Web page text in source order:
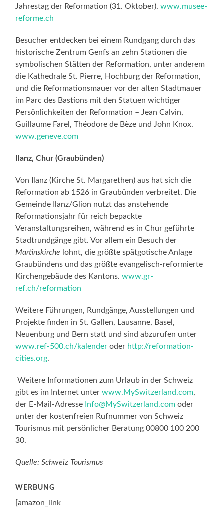
Jahrestag der Reformation (31. Oktober).www.musee-
reforme.ch
Besucher entdecken bei einem Rundgang durch das
historische Zentrum Genfs an zehn Stationen die
symbolischen Stätten der Reformation, unter anderem
die Kathedrale St. Pierre, Hochburg der Reformation,
und die Reformationsmauer vor der alten Stadtmauer
im Parc des Bastions mit den Statuen wichtiger
Persönlichkeiten der Reformation – Jean Calvin,
Guillaume Farel, Théodore de Bèze und John Knox.
www.geneve.com
Ilanz, Chur (Graubünden)
Von Ilanz (Kirche St. Margarethen) aus hat sich die
Reformation ab 1526 in Graubünden verbreitet. Die
Gemeinde Ilanz/Glion nutzt das anstehende
Reformationsjahr für reich bepackte
Veranstaltungsreihen, während es in Chur geführte
Stadtrundgänge gibt. Vor allem ein Besuch der
Martinskirche lohnt, die größte spätgotische Anlage
Graubündens und das größte evangelisch-reformierte
Kirchengebäude des Kantons.www.gr-
ref.ch/reformation
Weitere Führungen, Rundgänge, Ausstellungen und
Projekte finden in St. Gallen, Lausanne, Basel,
Neuenburg und Bern statt und sind abzurufen unter
www.ref-500.ch/kalender oder http://reformation-
cities.org.
Weitere Informationen zum Urlaub in der Schweiz
gibt es im Internet unterwww.MySwitzerland.com,
der E-Mail-Adresse Info@MySwitzerland.com oder
unter der kostenfreien Rufnummer von Schweiz
Tourismus mit persönlicher Beratung 00800 100 200
30.
Quelle: Schweiz Tourismus
WERBUNG
[amazon_link